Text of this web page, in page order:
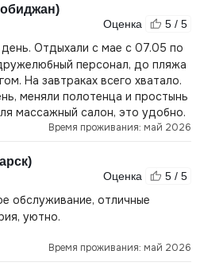
Оценка 5 / 5
Отдыхали с мае с 07.05 по
персонал, до пляжа
На завтраках всего хватало.
меняли полотенца и простынь
массажный салон, это удобно.
Время проживания: май 2026
Оценка 5 / 5
обслуживание, отличные
уютно.
Время проживания: май 2026